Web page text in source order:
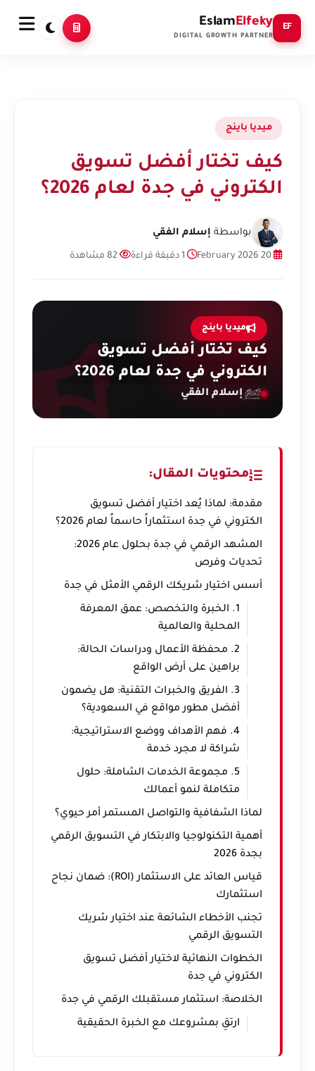
EF
EslamElfeky
DIGITAL GROWTH PARTNER
ميديا باينج
كيف تختار أفضل تسويق
الكتروني في جدة لعام 2026؟
بواسطة إسلام الفقي
ميديا باينج
كيف تختار أفضل تسويق
الكتروني في جدة لعام 2026؟
إسلام الفقي
محتويات المقال:
مقدمة: لماذا يُعد اختيار أفضل تسويق
الكتروني في جدة استثماراً حاسماً لعام 2026؟
المشهد الرقمي في جدة بحلول عام 2026:
تحديات وفرص
أسس اختيار شريكك الرقمي الأمثل في جدة
1. الخبرة والتخصص: عمق المعرفة
المحلية والعالمية
2. محفظة الأعمال ودراسات الحالة:
براهين على أرض الواقع
3. الفريق والخبرات التقنية: هل يضمون
أفضل مطور مواقع في السعودية؟
4. فهم الأهداف ووضع الاستراتيجية:
شراكة لا مجرد خدمة
5. مجموعة الخدمات الشاملة: حلول
متكاملة لنمو أعمالك
لماذا الشفافية والتواصل المستمر أمر حيوي؟
أهمية التكنولوجيا والابتكار في التسويق الرقمي
بجدة 2026
قياس العائد على الاستثمار (ROI): ضمان نجاح
استثمارك
تجنب الأخطاء الشائعة عند اختيار شريك
التسويق الرقمي
الخطوات النهائية لاختيار أفضل تسويق
الكتروني في جدة
الخلاصة: استثمار مستقبلك الرقمي في جدة
ارتقِ بمشروعك مع الخبرة الحقيقية